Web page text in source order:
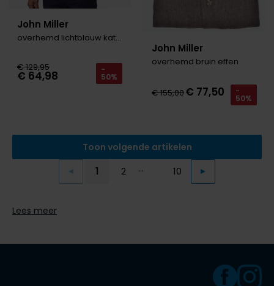
John Miller
overhemd lichtblauw katoen
€ 129,95
€ 64,98 -
50%
John Miller
overhemd bruin effen
€ 155,00€ 77,50 -
50%
Toon volgende artikelen
Vorige
1 2
...
Page
10 Volgende
Lees meer